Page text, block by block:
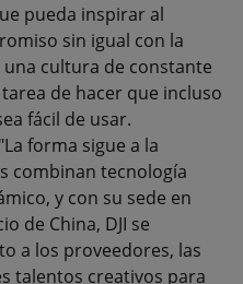
pueda inspirar al
sin igual con la
cultura de constante
de hacer que incluso
fácil de usar.
forma sigue a la
combinan tecnología
y con su sede en
de China, DJI se
a los proveedores, las
talentos creativos para